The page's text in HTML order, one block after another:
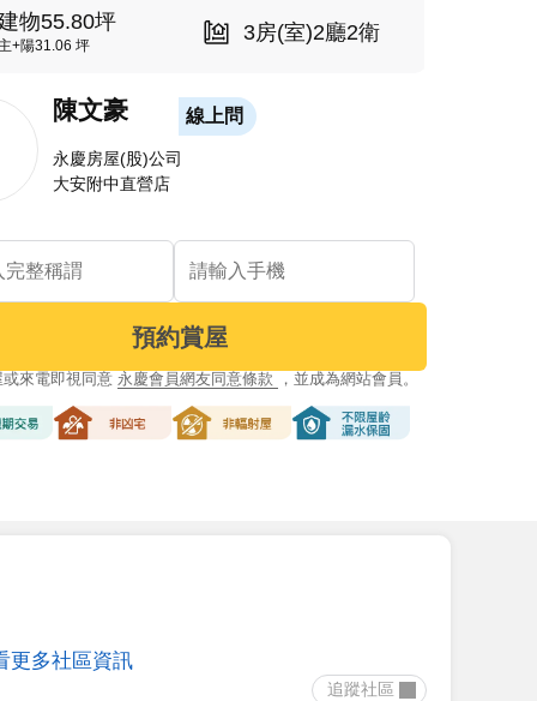
物55.80坪
+陽31.06 坪
3房(室)2廳2衛
陳文豪 線上問
永慶房屋(股)公司
大安附中直營店
預約賞屋
來電即視同意 永慶會員網友同意條款 ，並成為網站會員。
更多社區資訊